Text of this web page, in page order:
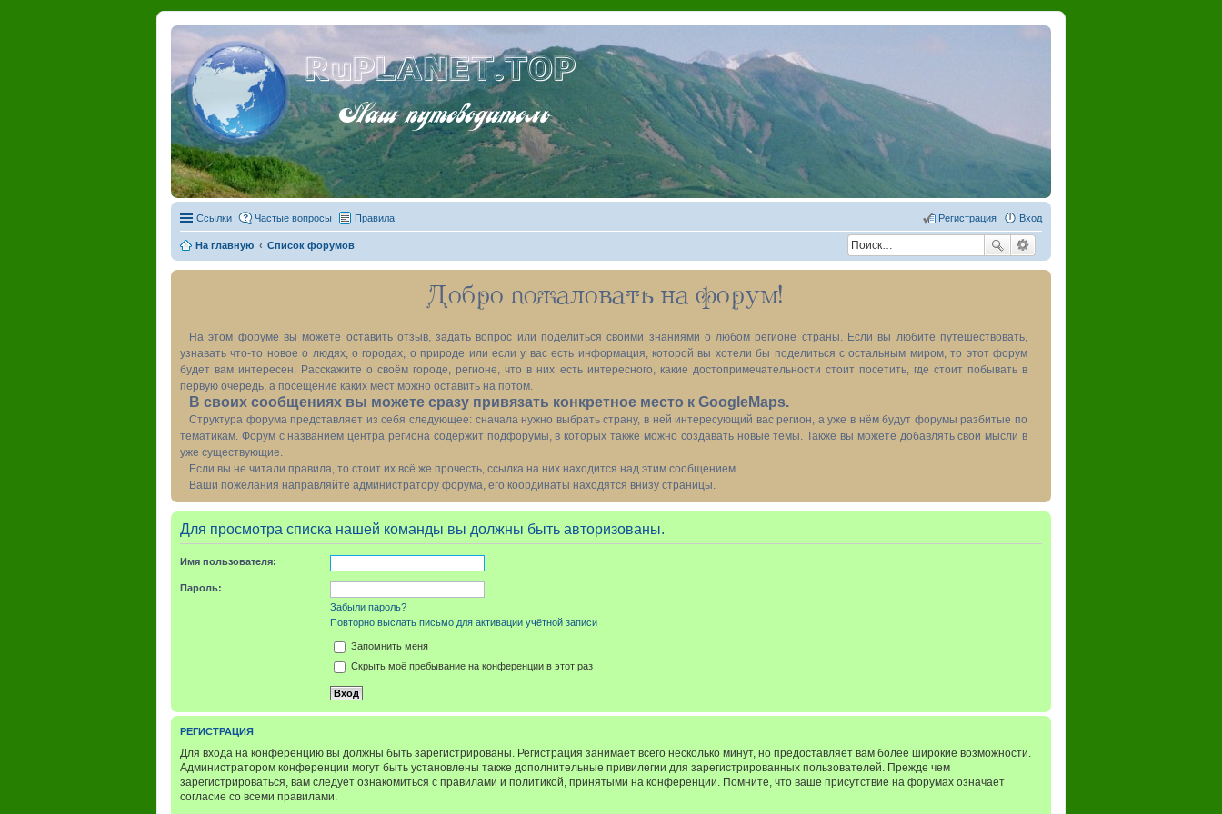
RuPLANET.TOP
Наш путеводитель
Ссылки Частые вопросы Правила Вход
Регистрация
На главную Список форумов
Добро пожаловать на форум!
На этом форуме вы можете оставить отзыв, задать вопрос или поделиться своими знаниями о любом регионе страны. Если вы любите путешествовать,
узнавать что-то новое о людях, о городах, о природе или если у вас есть информация, которой вы хотели бы поделиться с остальным миром, то этот форум
будет вам интересен. Расскажите о своём городе, регионе, что в них есть интересного, какие достопримечательности стоит посетить, где стоит побывать в
первую очередь, а посещение каких мест можно оставить на потом.
В своих сообщениях вы можете сразу привязать конкретное место к GoogleMaps.
Структура форума представляет из себя следующее: сначала нужно выбрать страну, в ней интересующий вас регион, а уже в нём будут форумы разбитые по
тематикам. Форум с названием центра региона содержит подфорумы, в которых также можно создавать новые темы. Также вы можете добавлять свои мысли в
уже существующие.
Если вы не читали правила, то стоит их всё же прочесть, ссылка на них находится над этим сообщением.
Ваши пожелания направляйте администратору форума, его координаты находятся внизу страницы.
Для просмотра списка нашей команды вы должны быть авторизованы.
Имя пользователя:
Пароль:
Забыли пароль?
Повторно выслать письмо для активации учётной записи
Запомнить меня
Скрыть моё пребывание на конференции в этот раз
РЕГИСТРАЦИЯ
Для входа на конференцию вы должны быть зарегистрированы. Регистрация занимает всего несколько минут, но предоставляет вам более широкие возможности.
Администратором конференции могут быть установлены также дополнительные привилегии для зарегистрированных пользователей. Прежде чем
зарегистрироваться, вам следует ознакомиться с правилами и политикой, принятыми на конференции. Помните, что ваше присутствие на форумах означает
согласие со всеми правилами.